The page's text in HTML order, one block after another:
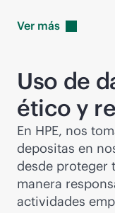
Ver más
Uso de
ético y
En HPE, nos
depositas en
desde proteger
manera
actividades